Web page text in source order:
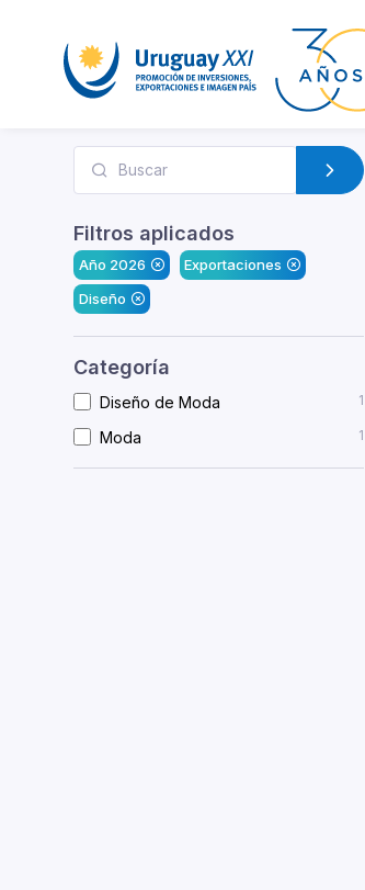
Filtros aplicados
Año 2026
Exportaciones
Diseño
Categoría
Diseño de Moda 1
Moda 1